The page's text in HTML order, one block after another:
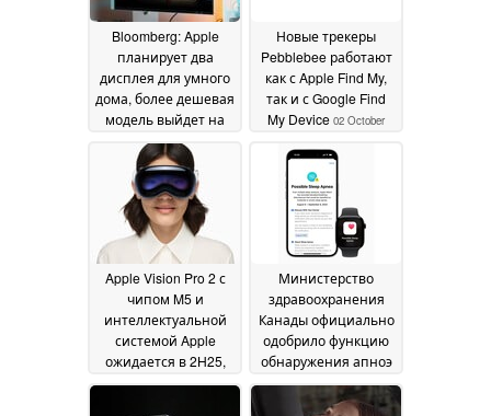
Bloomberg: Apple
планирует два
дисплея для умного
дома, более дешевая
модель выйдет на
рынок в начале 2025
года02 October 2024
Новые трекеры
Pebblebee работают
как с Apple Find My,
так и с Google Find
My Device 02 October
Apple Vision Pro 2 с
чипом M5 и
интеллектуальной
системой Apple
ожидается в 2H25,
никаких изменений
Министерство
здравоохранения
Канады официально
одобрило функцию
обнаружения апноэ
во время сна на
Apple Watch Series 10,